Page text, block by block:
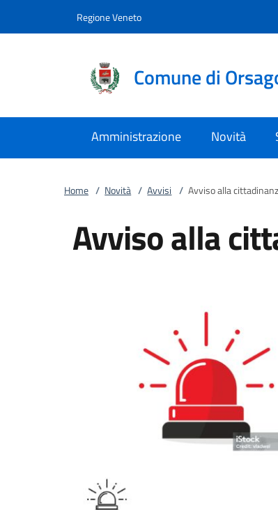
Regione Veneto
Comune di
Amministrazione Novità
Home / Novità / Avvisi / Avviso alla
Avviso alla